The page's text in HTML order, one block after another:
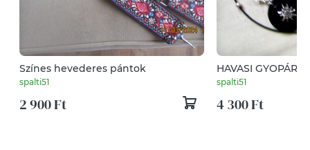
Színes hevederes pántok
spalti51
2 900 Ft
HAVASI GYOPÁROS
bőrből
spalti51
4 300 Ft